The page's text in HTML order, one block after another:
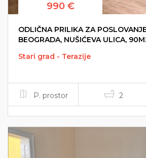
990 €
ODLIČNA PRILIKA ZA
BEOGRADA, NUŠIĆEVA ULICA,
Stari grad - Terazije
P. prostor 2